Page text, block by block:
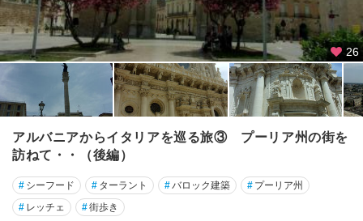
ス
テ
ル
メ
ァ
ノ
カ
ゼ
ル
26
アルバニアからイタリアを巡る旅③ プーリア州の街を
訪ねて・・（後編）
# シーフード # ターラント #バロック建築 # プーリア州
# レッチェ #街歩き